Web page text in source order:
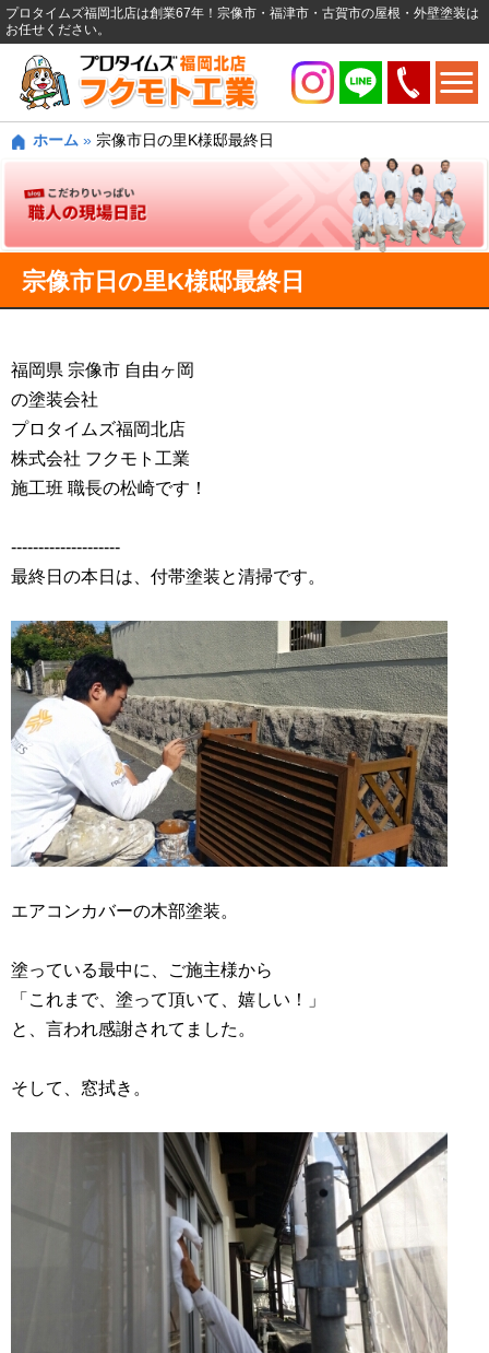
プロタイムズ福岡北店は創業67年！宗像市・福津市・古賀市の屋根・外壁塗装は
お任せください。
ホーム » 宗像市日の里K様邸最終日
宗像市日の里K様邸最終日
福岡県 宗像市 自由ヶ岡
の塗装会社
プロタイムズ福岡北店
株式会社 フクモト工業
施工班 職長の松崎です！
‐‐‐‐‐‐‐‐‐‐‐‐‐‐‐‐‐‐‐‐
最終日の本日は、付帯塗装と清掃です。
エアコンカバーの木部塗装。
塗っている最中に、ご施主様から
「これまで、塗って頂いて、嬉しい！」
と、言われ感謝されてました。
そして、窓拭き。